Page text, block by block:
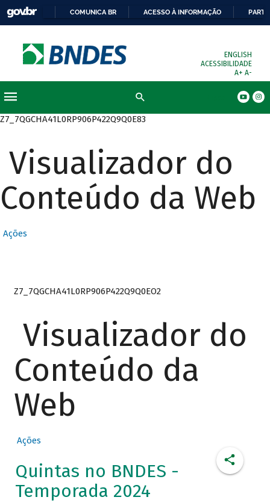
COMUNICA BR ACESSO À INFORMAÇÃO
ENGLISH
ACESSIBILIDADE
A+ A-
Z7_7QGCHA41L0RP906P422Q9Q0E83
Visualizador do
Conteúdo da Web
Ações
Z7_7QGCHA41L0RP906P422Q9Q0EO2
Visualizador do
Conteúdo da
Web
Ações
Quintas no BNDES -
Temporada 2024